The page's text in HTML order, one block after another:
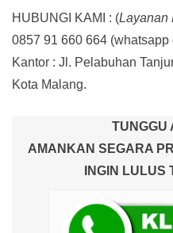
HUBUNGI KAMI : (Layanan
0857 91 660 664 (whatsapp
Kantor : Jl. Pelabuhan
Kota Malang.
TUNGGU
AMANKAN SEGARA
INGIN LULUS